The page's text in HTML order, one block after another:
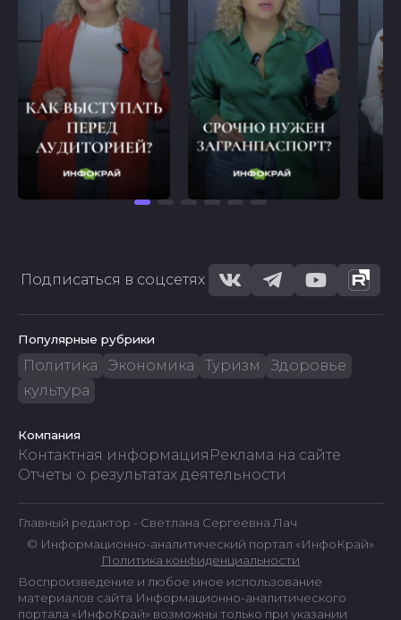
Подписаться в соцсетях
Популярные рубрики
Политика Экономика Туризм
Здоровье
культура
Компания
Контактная информация Реклама на сайте
Отчеты о результатах деятельности
Главный редактор - Светлана Сергеевна Лач
© Информационно-аналитический портал «ИнфоКрай»
Политика конфиденциальности
Воспроизведение и любое иное использование
материалов сайта Информационно-аналитического
портала «ИнфоКрай» возможны только при указании